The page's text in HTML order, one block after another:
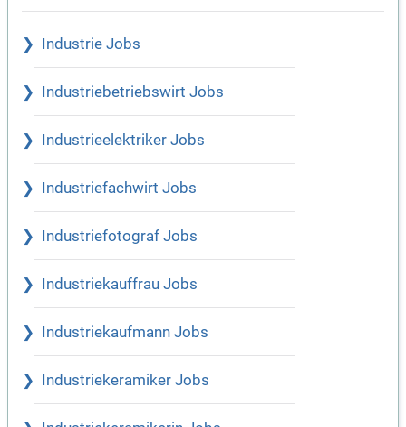
Industrie Jobs
Industriebetriebswirt Jobs
Industrieelektriker Jobs
Industriefachwirt Jobs
Industriefotograf Jobs
Industriekauffrau Jobs
Industriekaufmann Jobs
Industriekeramiker Jobs